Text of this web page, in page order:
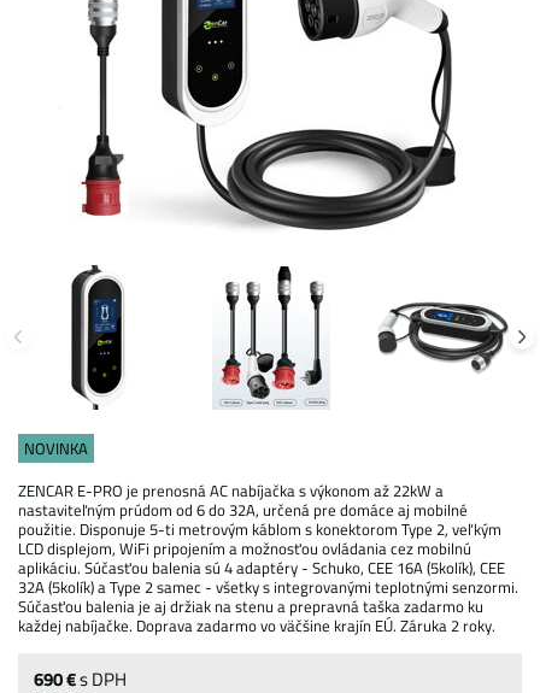
NOVINKA
ZENCAR E-PRO je prenosná AC nabíjačka s výkonom až 22kW a
nastaviteľným prúdom od 6 do 32A, určená pre domáce aj mobilné
použitie. Disponuje 5-ti metrovým káblom s konektorom Type 2, veľkým
LCD displejom, WiFi pripojením a možnosťou ovládania cez mobilnú
aplikáciu. Súčasťou balenia sú 4 adaptéry - Schuko, CEE 16A (5kolík), CEE
32A (5kolík) a Type 2 samec - všetky s integrovanými teplotnými senzormi.
Súčasťou balenia je aj držiak na stenu a prepravná taška zadarmo ku
každej nabíjačke. Doprava zadarmo vo väčšine krajín EÚ. Záruka 2 roky.
690 €s DPH